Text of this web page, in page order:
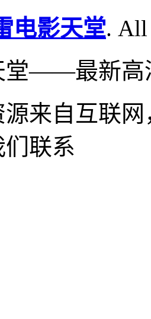
电影天堂. All
堂——最新高
来自互联
联系